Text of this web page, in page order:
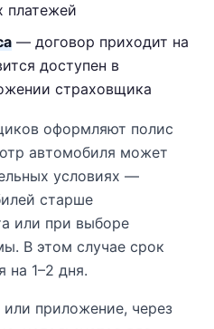
платежей
— договор приходит на
доступен в
страховщика
оформляют полис
автомобиля может
условиях —
старше
или при выборе
В этом случае срок
на 1–2 дня.
приложение, через